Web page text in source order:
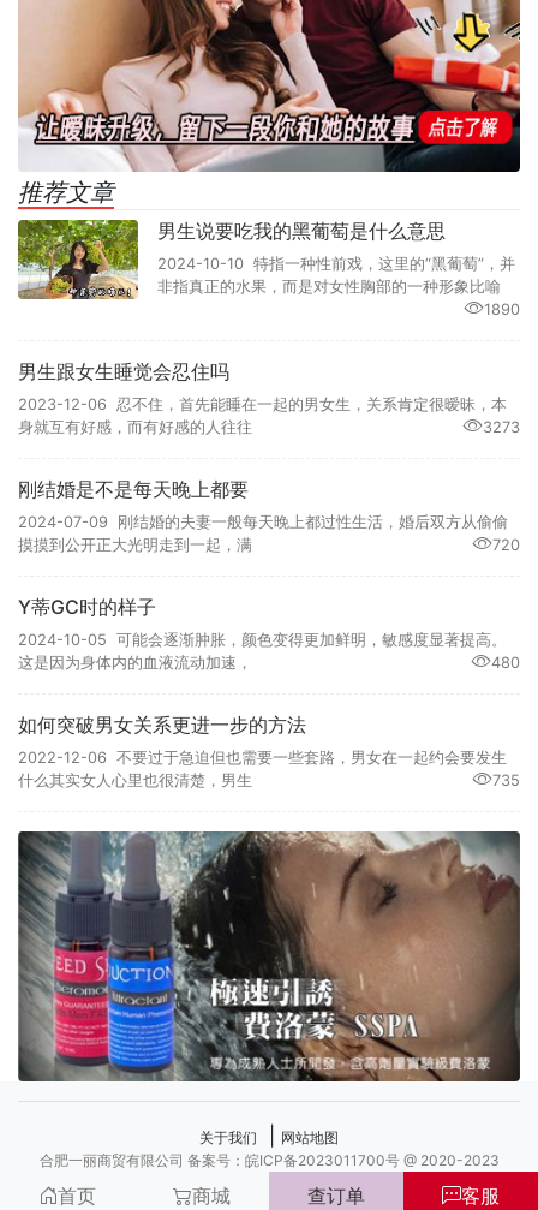
推荐文章
男生说要吃我的黑葡萄是什么意思
2024-10-10 特指一种性前戏，这里的“黑葡萄”，并
非指真正的水果，而是对女性胸部的一种形象比喻
1890
男生跟女生睡觉会忍住吗
2023-12-06 忍不住，首先能睡在一起的男女生，关系肯定很暧昧，本
身就互有好感，而有好感的人往往
3273
刚结婚是不是每天晚上都要
2024-07-09 刚结婚的夫妻一般每天晚上都过性生活，婚后双方从偷偷
摸摸到公开正大光明走到一起，满
720
Y蒂GC时的样子
2024-10-05 可能会逐渐肿胀，颜色变得更加鲜明，敏感度显著提高。
这是因为身体内的血液流动加速，
480
如何突破男女关系更进一步的方法
2022-12-06 不要过于急迫但也需要一些套路，男女在一起约会要发生
什么其实女人心里也很清楚，男生
735
关于我们
网站地图
合肥一丽商贸有限公司 备案号：皖ICP备2023011700号 @ 2020-2023
首页 商城 查订单 客服